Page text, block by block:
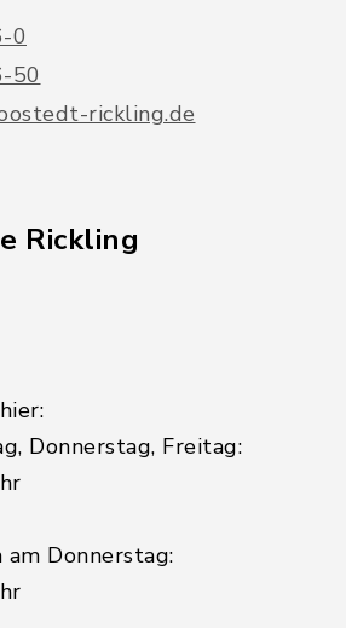
0
50
rickling.de
Rickling
Donnerstag, Freitag:
Donnerstag: